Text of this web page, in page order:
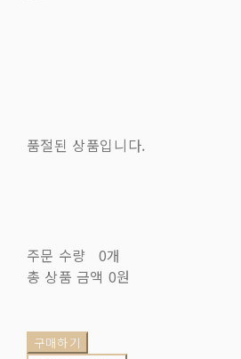
품절된 상품입니다.
주문 수량
0개
총 상품 금액 0원
구매하기